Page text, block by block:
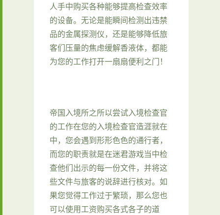
人手中购买各种能够提高检查效率
的设备。无论是能瞬间检测出违禁
品的金属探测仪，还是能够降低旅
客们压量的焦虑缓解香液体，都能
为您的工作打开一扇扇便利之门！
帝国入境所之所以尝试入境检查官
的工作在您的入境检查官造涯就在
中，您会遇到形形色色的通行者，
而您的职责就是在迷君游戏当中检
查他们出示的每一份文件，并将这
些文件与旅客的说辞进行核对。如
果您觉得工作过于繁琐，那么您也
可以使用工资购买各式各子的道